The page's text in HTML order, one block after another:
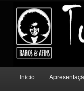
conteúdo
principal
conteúdo
secundário
Toque
Um lugar para quem
principal
Início